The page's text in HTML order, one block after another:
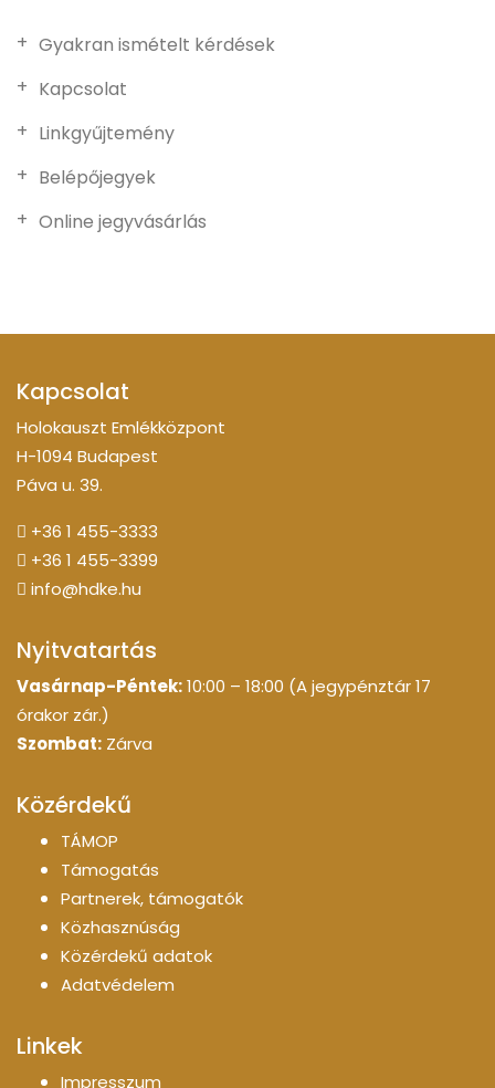
Gyakran ismételt kérdések
Kapcsolat
Linkgyűjtemény
Belépőjegyek
Online jegyvásárlás
Kapcsolat
Holokauszt Emlékközpont
H-1094 Budapest
Páva u. 39.
+36 1 455-3333
+36 1 455-3399
info@hdke.hu
Nyitvatartás
Vasárnap-Péntek:10:00 – 18:00 (A jegypénztár 17
órakor zár.)
Szombat: Zárva
Közérdekű
TÁMOP
Támogatás
Partnerek, támogatók
Közhasznúság
Közérdekű adatok
Adatvédelem
Linkek
Impresszum